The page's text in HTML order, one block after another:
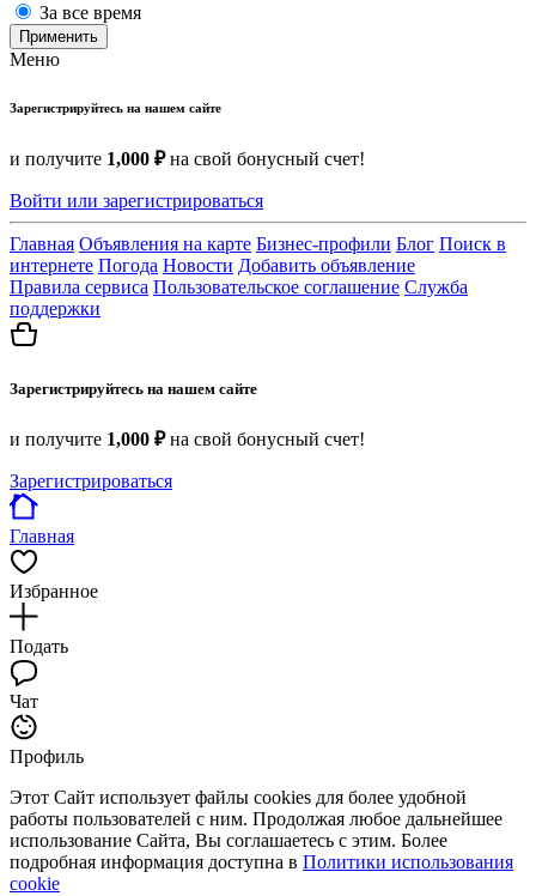
За все время
Применить
Меню
Зарегистрируйтесь на нашем сайте
и получите 1,000 ₽на свой бонусный счет!
Войти или зарегистрироваться
Главная Объявления на карте Бизнес-профили Блог Поиск в
интернете Погода Новости Добавить объявление
Правила сервиса Пользовательское соглашение Служба
поддержки
Зарегистрируйтесь на нашем сайте
и получите 1,000 ₽на свой бонусный счет!
Зарегистрироваться
Главная
Избранное
Подать
Чат
Профиль
Этот Сайт использует файлы cookies для более удобной
работы пользователей с ним. Продолжая любое дальнейшее
использование Сайта, Вы соглашаетесь с этим. Более
подробная информация доступна в Политики использования
cookie